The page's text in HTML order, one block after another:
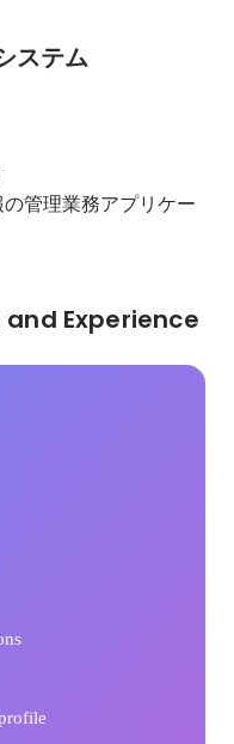
ステム
管理業務アプリケー